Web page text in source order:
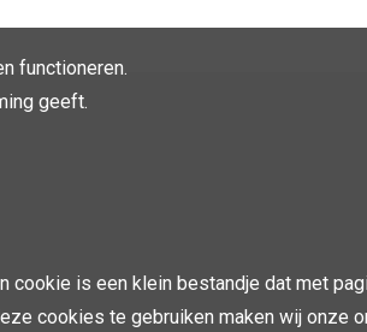
functioneren.
geeft.
cookie is een klein bestandje dat met
cookies te gebruiken maken wij onze